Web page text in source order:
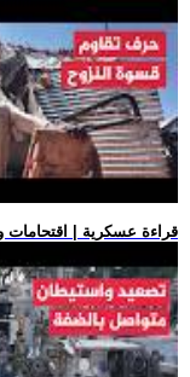
.. قراءة عسكرية | اقتحامات